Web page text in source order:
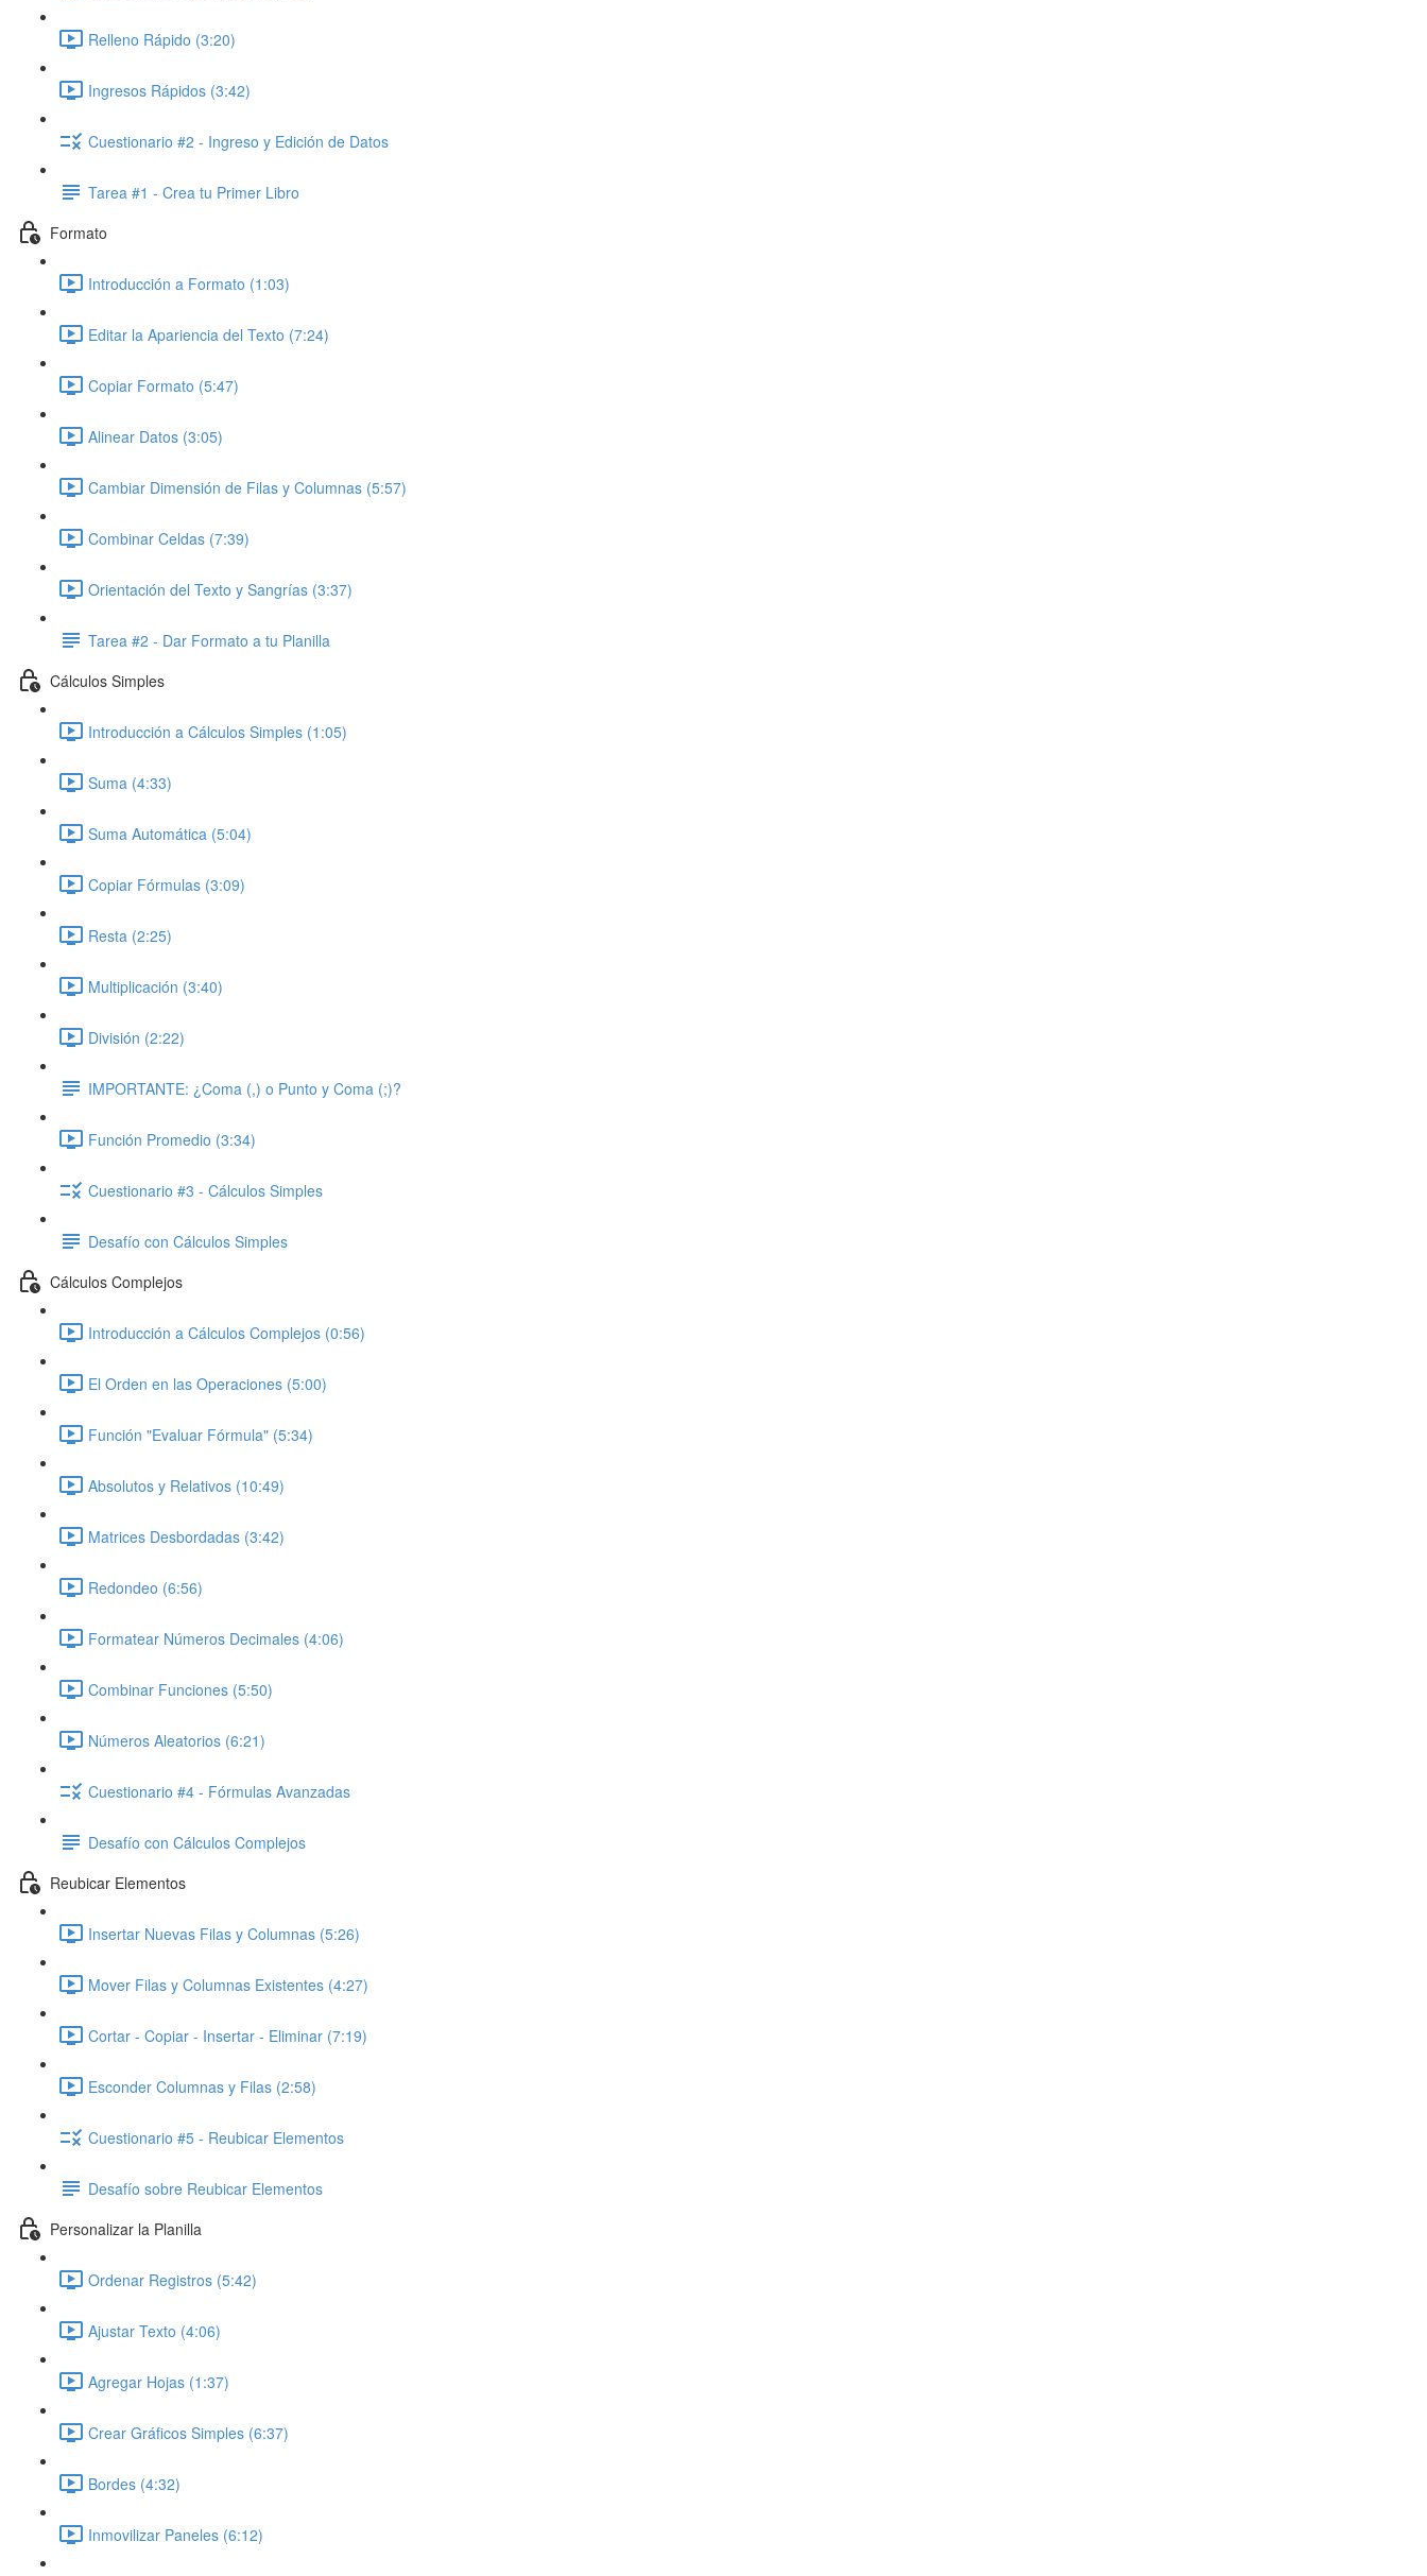
Relleno Rápido (3:20)
Ingresos Rápidos (3:42)
Cuestionario #2 - Ingreso y Edición de Datos
Tarea #1 - Crea tu Primer Libro
Formato
Introducción a Formato (1:03)
Editar la Apariencia del Texto (7:24)
Copiar Formato (5:47)
Alinear Datos (3:05)
Cambiar Dimensión de Filas y Columnas (5:57)
Combinar Celdas (7:39)
Orientación del Texto y Sangrías (3:37)
Tarea #2 - Dar Formato a tu Planilla
Cálculos Simples
Introducción a Cálculos Simples (1:05)
Suma (4:33)
Suma Automática (5:04)
Copiar Fórmulas (3:09)
Resta (2:25)
Multiplicación (3:40)
División (2:22)
IMPORTANTE: ¿Coma (,) o Punto y Coma (;)?
Función Promedio (3:34)
Cuestionario #3 - Cálculos Simples
Desafío con Cálculos Simples
Cálculos Complejos
Introducción a Cálculos Complejos (0:56)
El Orden en las Operaciones (5:00)
Función "Evaluar Fórmula" (5:34)
Absolutos y Relativos (10:49)
Matrices Desbordadas (3:42)
Redondeo (6:56)
Formatear Números Decimales (4:06)
Combinar Funciones (5:50)
Números Aleatorios (6:21)
Cuestionario #4 - Fórmulas Avanzadas
Desafío con Cálculos Complejos
Reubicar Elementos
Insertar Nuevas Filas y Columnas (5:26)
Mover Filas y Columnas Existentes (4:27)
Cortar - Copiar - Insertar - Eliminar (7:19)
Esconder Columnas y Filas (2:58)
Cuestionario #5 - Reubicar Elementos
Desafío sobre Reubicar Elementos
Personalizar la Planilla
Ordenar Registros (5:42)
Ajustar Texto (4:06)
Agregar Hojas (1:37)
Crear Gráficos Simples (6:37)
Bordes (4:32)
Inmovilizar Paneles (6:12)